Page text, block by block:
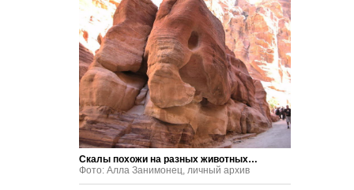
Скалы похожи на разных животных…
Фото: Алла Занимонец, личный архив